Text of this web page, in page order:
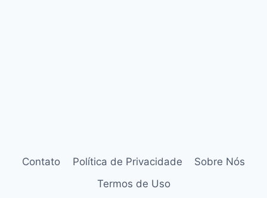
Contato Política de Privacidade
Sobre Nós
Termos de Uso